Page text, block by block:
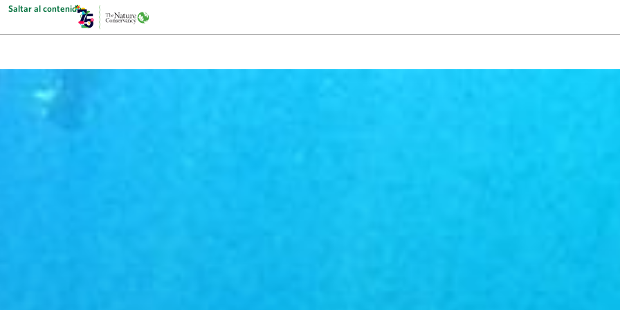
Saltar al contenido